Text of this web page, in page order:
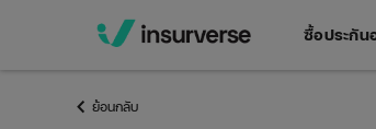
ซื้อประกัน
keyboard_arrow_left ย้อนกลับ